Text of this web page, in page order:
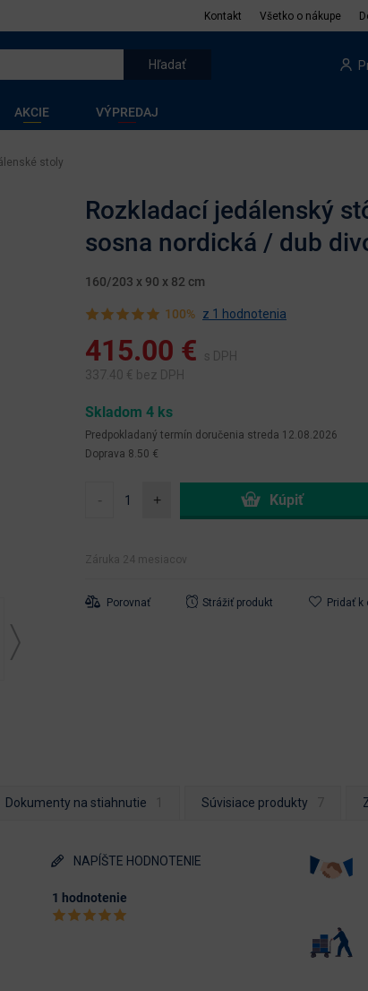
Kontakt Všetko o nákupe
AKCIE VÝPREDAJ
stoly
Rozkladací jedálenský
sosna nordická / dub
160/203 x 90 x 82 cm
100% z 1 hodnotenia
415.00 €
s DPH
337.40 € bez DPH
Skladom 4 ks
Predpokladaný termín doručenia streda 12.08.2026
Doprava 8.50 €
- +
Záruka 24 mesiacov
Porovnať Strážiť produkt Pridať k
Dokumenty na stiahnutie Súvisiace produkty
NAPÍŠTE HODNOTENIE
1 hodnotenie